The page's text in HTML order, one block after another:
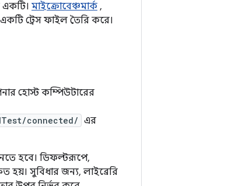
একটি। মাইক্রোবেঞ্চমার্ক ,
ট্রেস ফাইল তৈরি করে।
হোস্ট কম্পিউটারের
connected/ এর
হবে। ডিফল্টরূপে,
হয়। সুবিধার জন্য, লাইব্রেরি